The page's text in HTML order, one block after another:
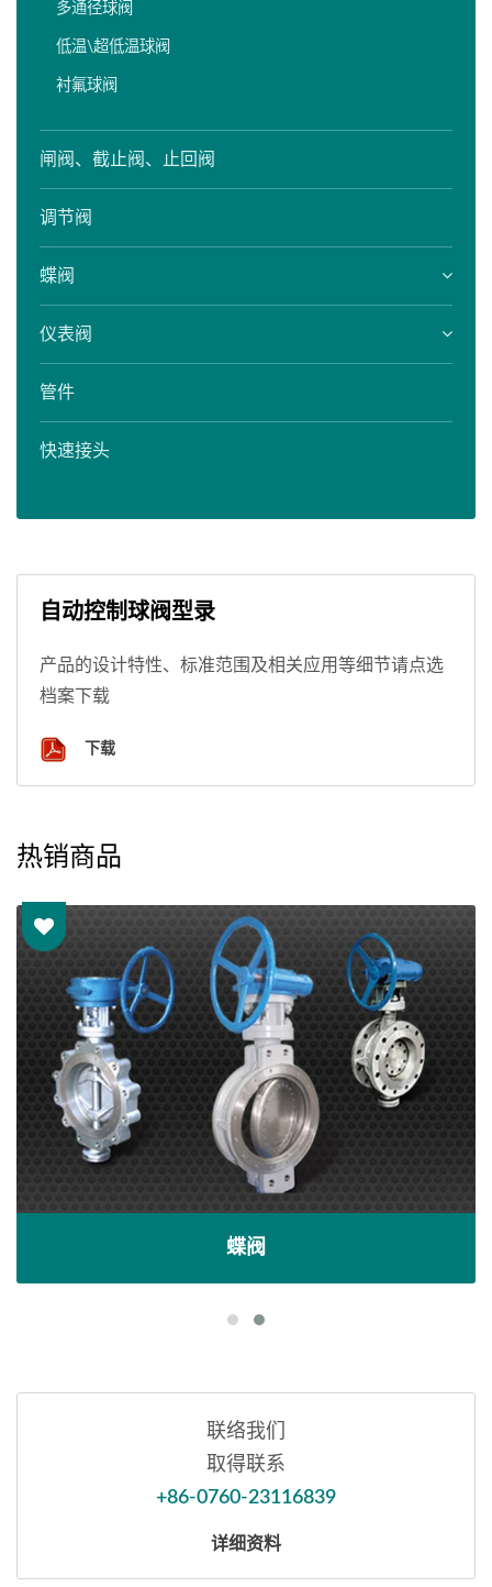
多通径球阀
低温\超低温球阀
衬氟球阀
闸阀、截止阀、止回阀
调节阀
蝶阀
仪表阀
管件
快速接头
自动控制球阀型录
产品的设计特性、标准范围及相关应用等细节请点选
档案下载
下载
热销商品
蝶阀
联络我们
取得联系
+86-0760-23116839
详细资料